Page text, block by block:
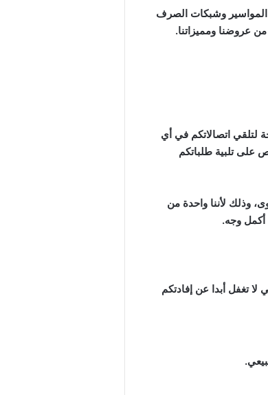
وشبكات الصرف
عروضنا ومميزاتنا.
لتلقي اتصالاتكم في أي
على تلبية طلباتكم
وذلك لأننا واحدة من
وجه.
تغفل أبدا عن إفادتكم